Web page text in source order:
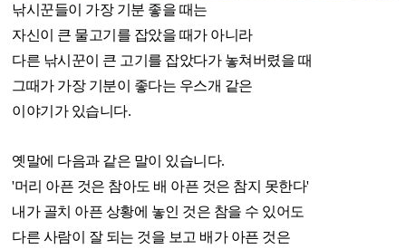
낚시꾼들이 가장 기분 좋을 때는
자신이 큰 물고기를 잡았을 때가 아니라
다른 낚시꾼이 큰 고기를 잡았다가 놓쳐버렸을 때
그때가 가장 기분이 좋다는 우스개 같은
이야기가 있습니다.
옛말에 다음과 같은 말이 있습니다.
'머리 아픈 것은 참아도 배 아픈 것은 참지 못한다'
내가 골치 아픈 상황에 놓인 것은 참을 수 있어도
다른 사람이 잘 되는 것을 보고 배가 아픈 것은